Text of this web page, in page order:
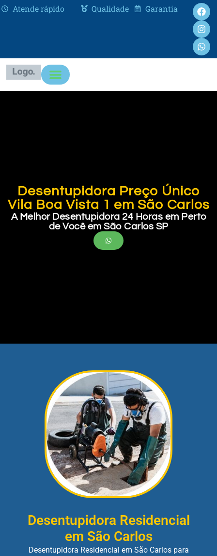
Atende rápido Qualidade Garantia
Desentupidora Preço Único
Vila Boa Vista 1 em São Carlos
A Melhor Desentupidora 24 Horas em Perto
de Você em São Carlos SP
Desentupidora Residencial
em São Carlos
Desentupidora Residencial em São Carlos para